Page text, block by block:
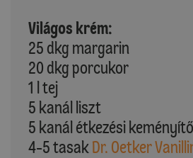
Világos krém:
25 dkg margarin
20 dkg porcukor
1 l tej
5 kanál liszt
5 kanál étkezési keményítő
4-5 tasak Dr. Oetker